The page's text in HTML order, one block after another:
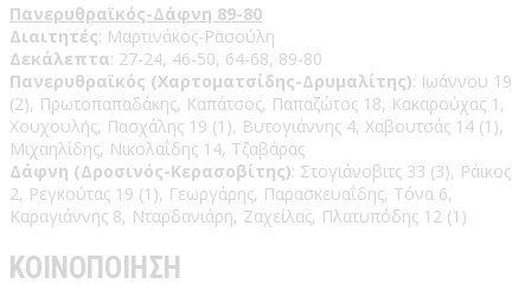
Πανερυθραϊκός-Δάφνη 89-80
Διαιτητές: Μαρτινάκος-Ρασούλη
Δεκάλεπτα: 27-24, 46-50, 64-68, 89-80
Πανερυθραϊκός (Χαρτοματσίδης-Δρυμαλίτης): Ιωάννου 19
(2), Πρωτοπαπαδάκης, Καπάτσος, Παπαζώτος 18, Κακαρούχας 1,
Χουχουλής, Πασχάλης 19 (1), Βυτογιάννης 4, Χαβουτσάς 14 (1),
Μιχαηλίδης, Νικολαΐδης 14, Τζαβάρας
Δάφνη (Δροσινός-Κερασοβίτης): Στογιάνοβιτς 33 (3), Ράικος
2, Ρεγκούτας 19 (1), Γεωργάρης, Παρασκευαΐδης, Τόνα 6,
Καραγιάννης 8, Νταρδανιάρη, Ζαχείλας, Πλατυπόδης 12 (1)
ΚΟΙΝΟΠΟΙΗΣΗ